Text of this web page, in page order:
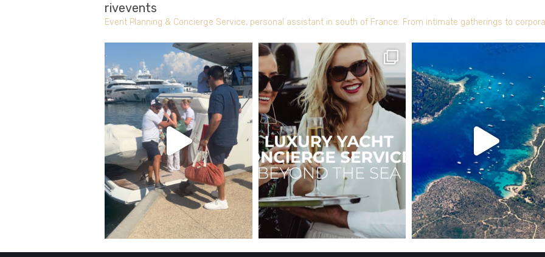
rivevents
Event Planning & Concierge Service, personal assistant in south of France. From intimate gatherings to